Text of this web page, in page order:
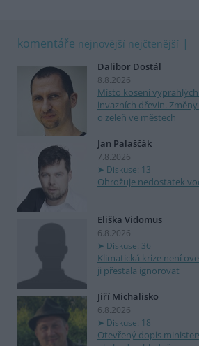
komentáře nejnovější nejčtenější
Dalibor Dostál
8.8.2026
Místo kosení
invazních dřevin.
o zeleň ve městech
Jan Palaščák
7.8.2026
Diskuse: 13
Ohrožuje nedostatek
Eliška Vidomus
6.8.2026
Diskuse: 36
Klimatická krize není
ji přestala ignorovat
Jiří Michalisko
6.8.2026
Diskuse: 18
Otevřený dopis